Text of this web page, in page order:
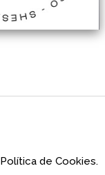
Política de Cookies.